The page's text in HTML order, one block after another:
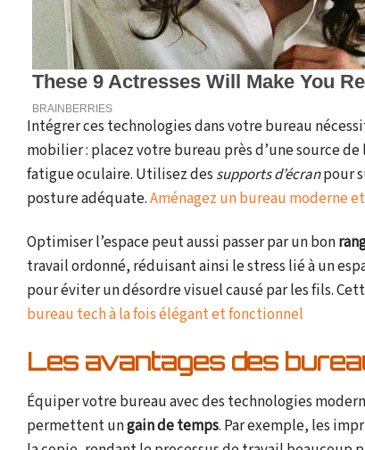
Intégrer ces technologies dans votre bureau
mobilier : placez votre bureau près d’une source
fatigue oculaire. Utilisez des supports d’écranpour
posture adéquate.Aménagez un bureau moderne
Optimiser l’espace peut aussi passer par un bon
travail ordonné, réduisant ainsi le stress lié à un
pour éviter un désordre visuel causé par les fils.
bureau tech à la fois élégant et fonctionnel
Les avantages des
Équiper votre bureau avec des technologies
permettent ungain de temps. Par exemple, les